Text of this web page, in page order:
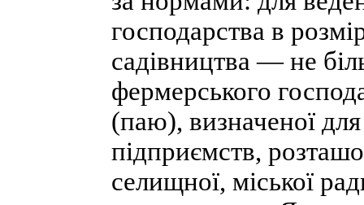
господарства в
садівництва — не
фермерського
(паю), визначеної для
підприємств,
селищної, міської